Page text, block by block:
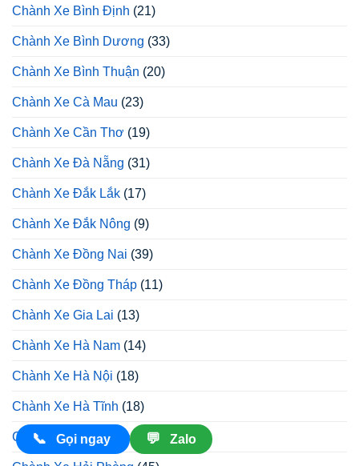
📞 Gọi ngay 💬 Zalo
Chành Xe Bình Định (21)
Chành Xe Bình Dương (33)
Chành Xe Bình Thuận (20)
Chành Xe Cà Mau (23)
Chành Xe Cần Thơ (19)
Chành Xe Đà Nẵng (31)
Chành Xe Đắk Lắk (17)
Chành Xe Đắk Nông (9)
Chành Xe Đồng Nai (39)
Chành Xe Đồng Tháp (11)
Chành Xe Gia Lai (13)
Chành Xe Hà Nam (14)
Chành Xe Hà Nội (18)
Chành Xe Hà Tĩnh (18)
Chành Xe Hải Dương (19)